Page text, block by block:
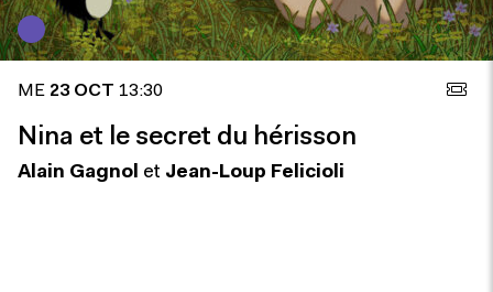
ME 23 OCT 13:30
Nina et le secret du hérisson
Alain Gagnol et Jean-Loup Felicioli